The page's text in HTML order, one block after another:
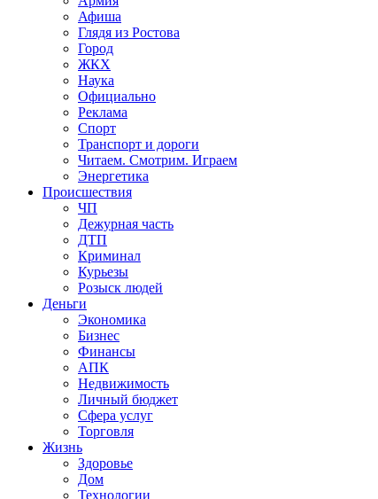
Афиша
Глядя из Ростова
Город
ЖКХ
Наука
Официально
Реклама
Спорт
Транспорт и дороги
Читаем. Смотрим. Играем
Энергетика
Происшествия
ЧП
Дежурная часть
ДТП
Криминал
Курьезы
Розыск людей
Деньги
Экономика
Бизнес
Финансы
АПК
Недвижимость
Личный бюджет
Сфера услуг
Торговля
Жизнь
Здоровье
Дом
Технологии